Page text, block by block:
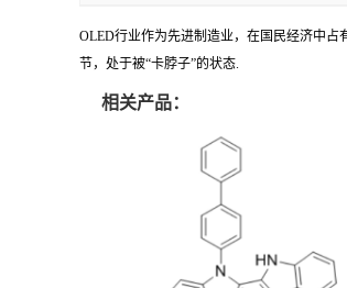
OLED行业作为先进制造业，在国民经济中
节，处于被“卡脖子”的状态.
相关产品：